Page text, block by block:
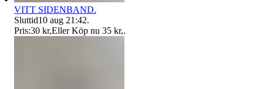
VITT SIDENBAND.
Sluttid10 aug 21:42.
Pris:30 kr,Eller Köp nu 35 kr,.